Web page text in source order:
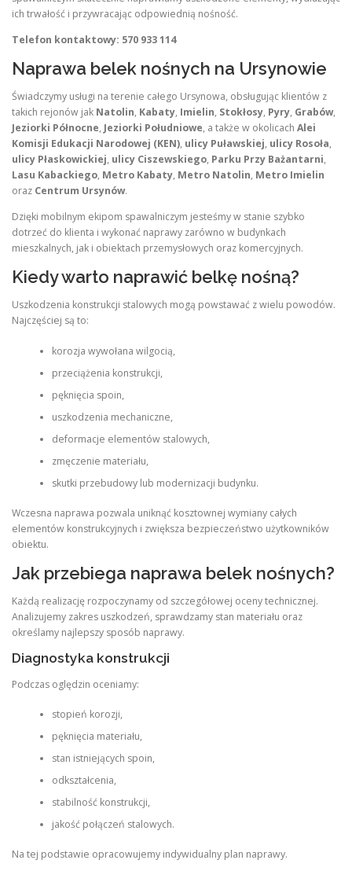
ich trwałość i przywracając odpowiednią nośność.
Telefon kontaktowy: 570 933 114
Naprawa belek nośnych na Ursynowie
Świadczymy usługi na terenie całego Ursynowa, obsługując klientów z
takich rejonów jak Natolin, Kabaty, Imielin, Stokłosy, Pyry, Grabów,
Jeziorki Północne, Jeziorki Południowe, a także w okolicach Alei
Komisji Edukacji Narodowej (KEN), ulicy Puławskiej, ulicy Rosoła,
ulicy Płaskowickiej, ulicy Ciszewskiego, Parku Przy Bażantarni,
Lasu Kabackiego, Metro Kabaty, Metro Natolin, Metro Imielin
oraz Centrum Ursynów.
Dzięki mobilnym ekipom spawalniczym jesteśmy w stanie szybko
dotrzeć do klienta i wykonać naprawy zarówno w budynkach
mieszkalnych, jak i obiektach przemysłowych oraz komercyjnych.
Kiedy warto naprawić belkę nośną?
Uszkodzenia konstrukcji stalowych mogą powstawać z wielu powodów.
Najczęściej są to:
korozja wywołana wilgocią,
przeciążenia konstrukcji,
pęknięcia spoin,
uszkodzenia mechaniczne,
deformacje elementów stalowych,
zmęczenie materiału,
skutki przebudowy lub modernizacji budynku.
Wczesna naprawa pozwala uniknąć kosztownej wymiany całych
elementów konstrukcyjnych i zwiększa bezpieczeństwo użytkowników
obiektu.
Jak przebiega naprawa belek nośnych?
Każdą realizację rozpoczynamy od szczegółowej oceny technicznej.
Analizujemy zakres uszkodzeń, sprawdzamy stan materiału oraz
określamy najlepszy sposób naprawy.
Diagnostyka konstrukcji
Podczas oględzin oceniamy:
stopień korozji,
pęknięcia materiału,
stan istniejących spoin,
odkształcenia,
stabilność konstrukcji,
jakość połączeń stalowych.
Na tej podstawie opracowujemy indywidualny plan naprawy.